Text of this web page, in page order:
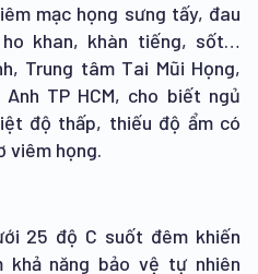
mạc họng sưng tấy, đau
khan, khàn tiếng, sốt…
Trung tâm Tai Mũi Họng,
TP HCM, cho biết ngủ
độ thấp, thiếu độ ẩm có
viêm họng.
25 độ C suốt đêm khiến
khả năng bảo vệ tự nhiên